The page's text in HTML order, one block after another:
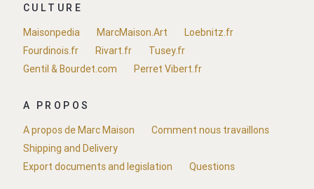
CULTURE
Maisonpedia
MarcMaison.Art
Loebnitz.fr
Fourdinois.fr
Rivart.fr
Tusey.fr
Gentil & Bourdet.com
Perret Vibert.fr
A PROPOS
A propos de Marc Maison
Comment nous travaillons
Shipping and Delivery
Export documents and legislation
Questions